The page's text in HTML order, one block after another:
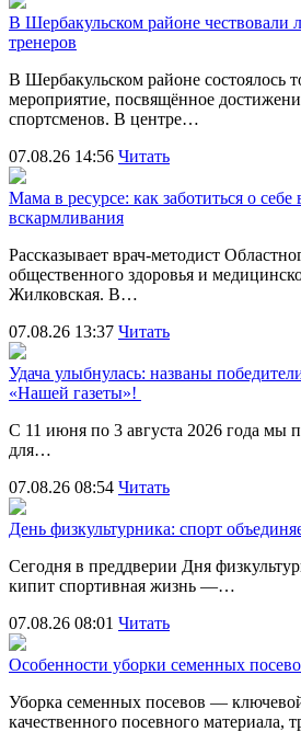
В Шербакульском районе чествовали
тренеров
В Шербакульском районе состоялось
мероприятие, посвящённое
спортсменов. В центре…
07.08.26 14:56 Читать
Мама в ресурсе: как заботиться о себе
вскармливания
Рассказывает врач-методист
общественного здоровья и
Жилковская. В…
07.08.26 13:37 Читать
Удача улыбнулась: названы
«Нашей газеты»!
С 11 июня по 3 августа 2026 года мы
для…
07.08.26 08:54 Читать
День физкультурника: спорт
Сегодня в преддверии Дня
кипит спортивная жизнь —…
07.08.26 08:01 Читать
Особенности уборки семенных
Уборка семенных посевов —
качественного посевного